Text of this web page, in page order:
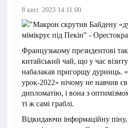
8 квіт. 2023 14:11:00
Французькому президентові
китайський чай, що у час
набалакав пригорщу дурниць.
урок-2022» нічому не навчив
дипломатію, і вона з
ті ж самі граблі.
Відкидаючи інформаційну піну,